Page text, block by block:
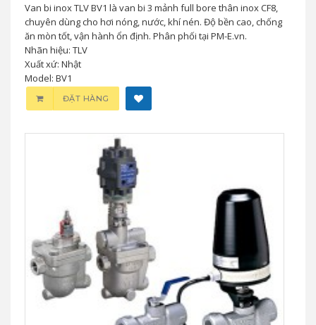
Van bi inox TLV BV1 là van bi 3 mảnh full bore thân inox CF8,
chuyên dùng cho hơi nóng, nước, khí nén. Độ bền cao, chống
ăn mòn tốt, vận hành ổn định. Phân phối tại PM-E.vn.
Nhãn hiệu: TLV
Xuất xứ: Nhật
Model: BV1
ĐẶT HÀNG